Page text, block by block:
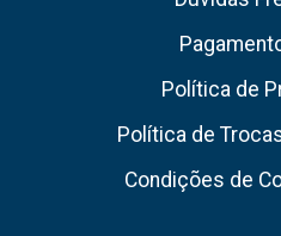
Política de
Política de
Condições de